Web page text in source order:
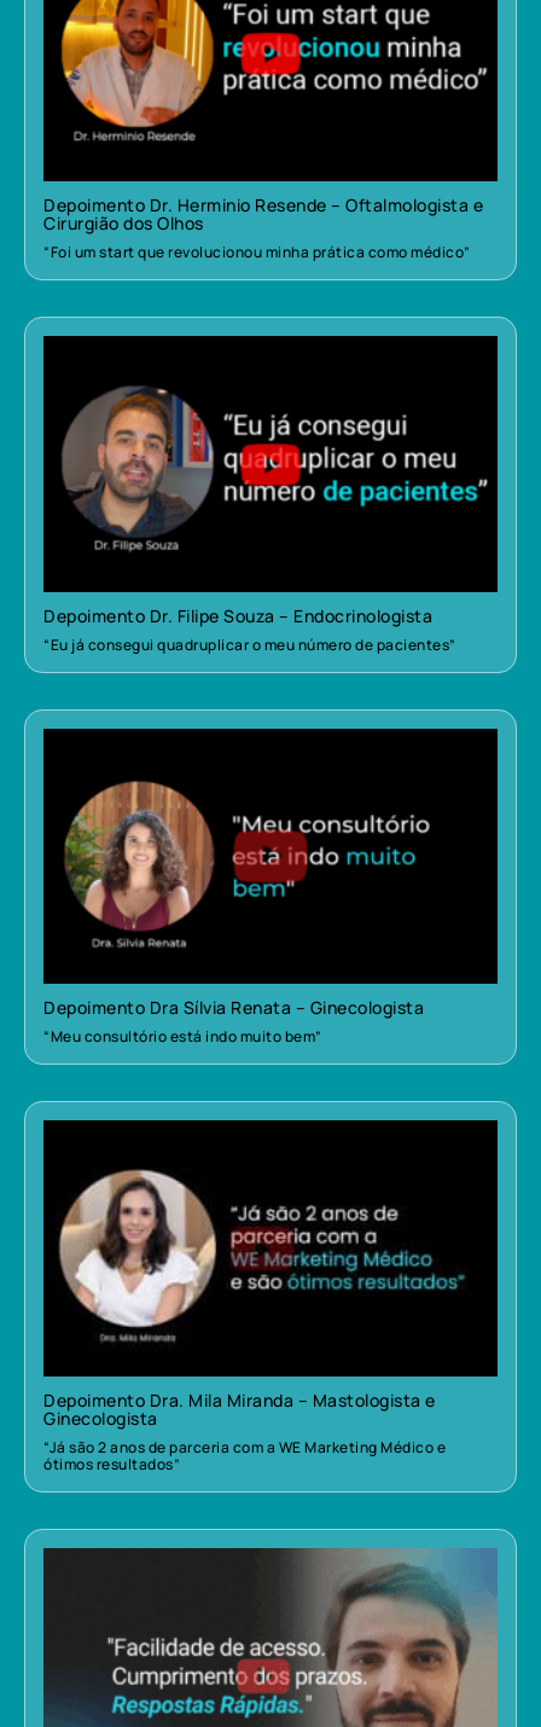
Depoimento Dr. Herminio Resende – Oftalmologista e
Cirurgião dos Olhos
“Foi um start que revolucionou minha prática como médico”
Depoimento Dr. Filipe Souza – Endocrinologista
“Eu já consegui quadruplicar o meu número de pacientes”
Depoimento Dra Sílvia Renata – Ginecologista
“Meu consultório está indo muito bem”
Depoimento Dra. Mila Miranda – Mastologista e
Ginecologista
“Já são 2 anos de parceria com a WE Marketing Médico e
ótimos resultados”